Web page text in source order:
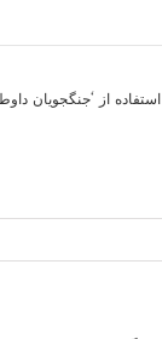
از ‘جنگجویان